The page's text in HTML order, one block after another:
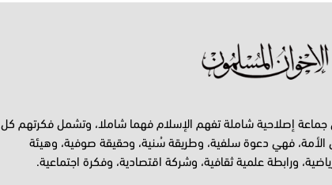
جماعة إصلاحية شاملة تفهم الإسلام فهما شاملا، وتشمل فكرتهم كل
الأمة، فهي دعوة سلفية، وطريقة سُنية، وحقيقة صوفية، وهيئة
ورابطة علمية ثقافية، وشركة اقتصادية، وفكرة اجتماعية.